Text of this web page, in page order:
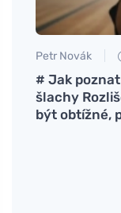
Petr Novák
# Jak
šlachy
být obtížné,